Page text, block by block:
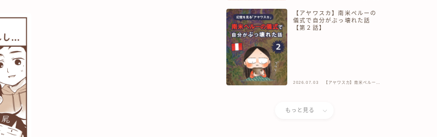
【アヤワスカ】南米ペルーの
儀式で自分がぶっ壊れた話
【第２話】
2026.07.03
【アヤワスカ】南米ペルーの
もっと見る